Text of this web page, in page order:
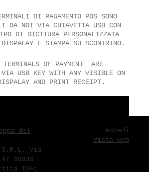
DI PAGAMENTO POS SONO
DA NOI VIA CHIAVETTA USB CON
DI DICITURA PERSONALIZZATA
E STAMPA SU SCONTRINO.
TERMINALS OF PAYMENT ARE
VIA USB KEY WITH ANY VISIBLE ON
AND PRINT RECEIPT.
del
S.R.L. Via
00036
IVA:
Accedi
Vista web